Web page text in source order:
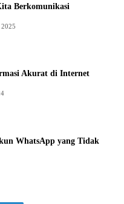
Berkomunikasi
Akurat di Internet
WhatsApp yang Tidak